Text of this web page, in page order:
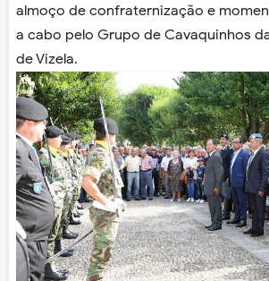
almoço de confraternização e
a cabo pelo Grupo de Cavaquinhos
de Vizela.